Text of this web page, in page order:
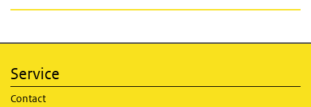
Service
Contact